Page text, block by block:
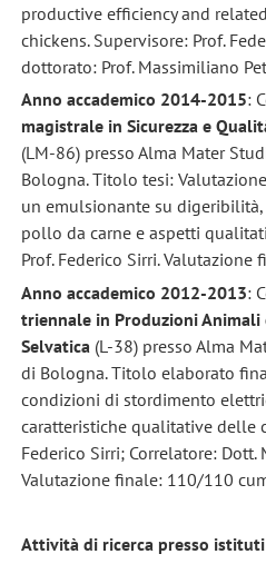
productive efficiency and
chickens. Supervisore: Prof.
dottorato: Prof. Massimiliano
Anno accademico 2014-2015:
magistrale in Sicurezza e
(LM-86) presso Alma Mater
Bologna. Titolo tesi:
un emulsionante su
pollo da carne e aspetti
Prof. Federico Sirri.
Anno accademico 2012-2013:
triennale in Produzioni
Selvatica (L-38) presso Alma
di Bologna. Titolo elaborato
condizioni di stordimento
caratteristiche qualitative delle
Federico Sirri; Correlatore: Dott.
Valutazione finale: 110/110
Attività di ricerca presso